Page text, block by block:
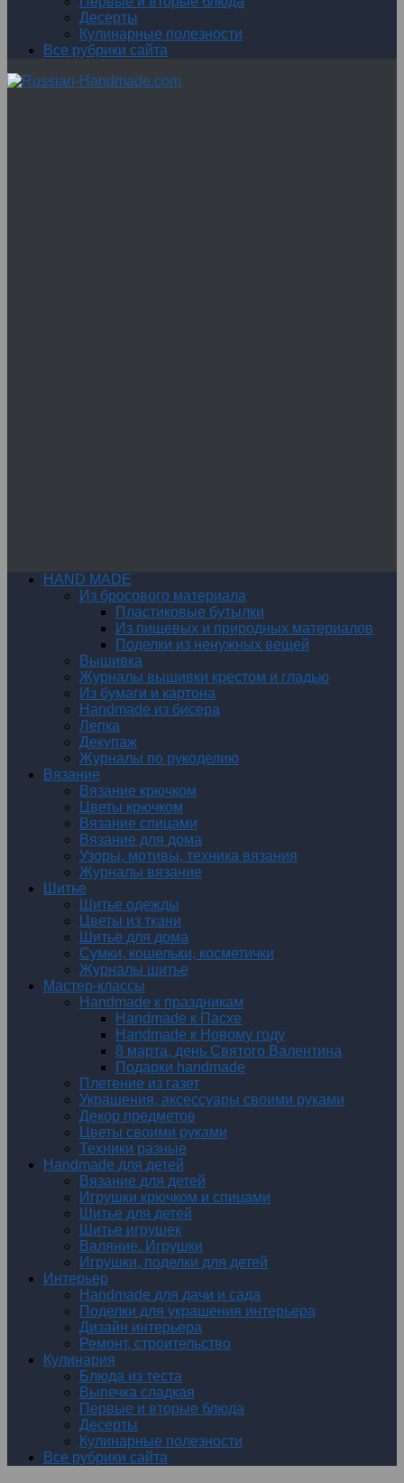
Десерты
Кулинарные полезности
Все рубрики сайта
HAND MADE
Из бросового материала
Пластиковые бутылки
Из пищевых и природных материалов
Поделки из ненужных вещей
Вышивка
Журналы вышивки крестом и гладью
Из бумаги и картона
Handmade из бисера
Лепка
Декупаж
Журналы по рукоделию
Вязание
Вязание крючком
Цветы крючком
Вязание спицами
Вязание для дома
Узоры, мотивы, техника вязания
Журналы вязание
Шитье
Шитье одежды
Цветы из ткани
Шитье для дома
Сумки, кошельки, косметички
Журналы шитье
Мастер-классы
Handmade к праздникам
Handmade к Пасхе
Handmade к Новому году
8 марта, день Святого Валентина
Подарки handmade
Плетение из газет
Украшения, аксессуары своими руками
Декор предметов
Цветы своими руками
Техники разные
Handmade для детей
Вязание для детей
Игрушки крючком и спицами
Шитье для детей
Шитье игрушек
Валяние. Игрушки
Игрушки, поделки для детей
Интерьер
Handmade для дачи и сада
Поделки для украшения интерьера
Дизайн интерьера
Ремонт, строительство
Кулинария
Блюда из теста
Выпечка сладкая
Первые и вторые блюда
Десерты
Кулинарные полезности
Все рубрики сайта